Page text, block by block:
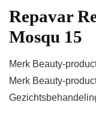
Repavar
Mosqu 15
Merk Beauty-
Merk Beauty-